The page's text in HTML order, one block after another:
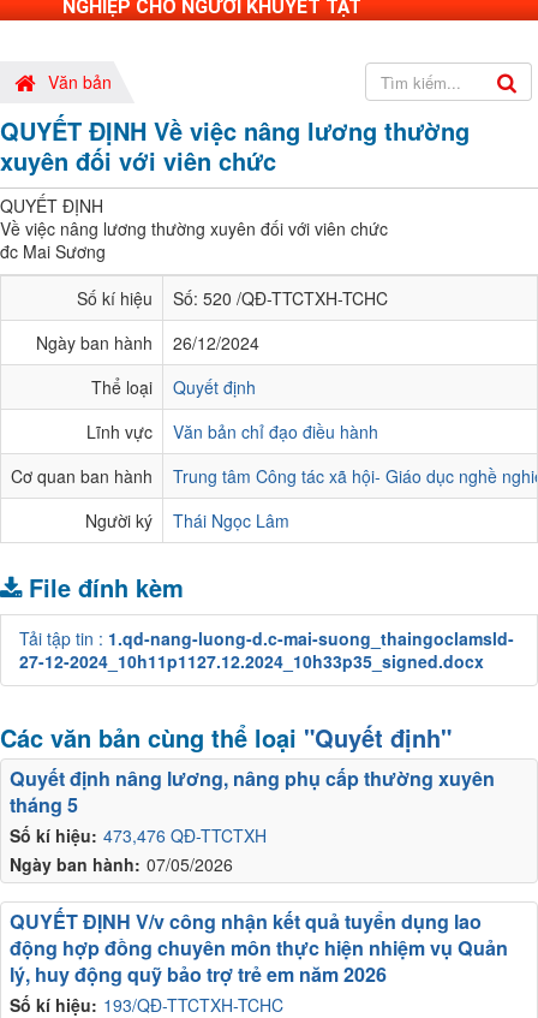
NGHIỆP CHO NGƯỜI KHUYẾT TẬT
Văn bản
QUYẾT ĐỊNH Về việc nâng lương thường
xuyên đối với viên chức
QUYẾT ĐỊNH
Về việc nâng lương thường xuyên đối với viên chức
đc Mai Sương
Số kí hiệu
Số: 520 /QĐ-TTCTXH-TCHC
Ngày ban hành
26/12/2024
Thể loại
Quyết định
Lĩnh vực
Văn bản chỉ đạo điều hành
Cơ quan ban hành
Trung tâm Công tác xã hội- Giáo dục nghề
Người ký
Thái Ngọc Lâm
File đính kèm
Tải tập tin : 1.qd-nang-luong-d.c-mai-suong_thaingoclamsld-
27-12-2024_10h11p1127.12.2024_10h33p35_signed.docx
Các văn bản cùng thể loại "Quyết định"
Số kí hiệu: 473,476 QĐ-TTCTXH
Ngày ban hành: 07/05/2026
Quyết định nâng lương, nâng phụ cấp thường xuyên
tháng 5
Số kí hiệu: 193/QĐ-TTCTXH-TCHC
QUYẾT ĐỊNH V/v công nhận kết quả tuyển dụng lao
động hợp đồng chuyên môn thực hiện nhiệm vụ Quản
lý, huy động quỹ bảo trợ trẻ em năm 2026